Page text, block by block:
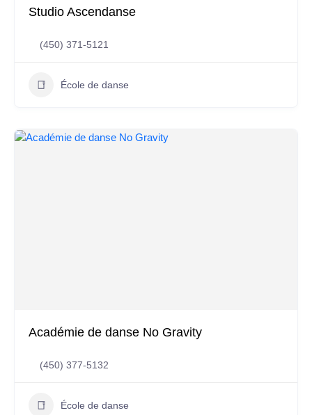
Studio Ascendanse
(450) 371-5121
École de danse
Académie de danse No Gravity
(450) 377-5132
École de danse